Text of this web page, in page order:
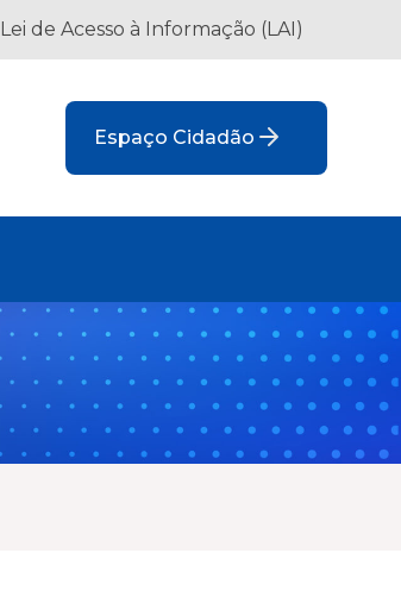
Lei de Acesso à Informação (LAI)
Espaço Cidadão